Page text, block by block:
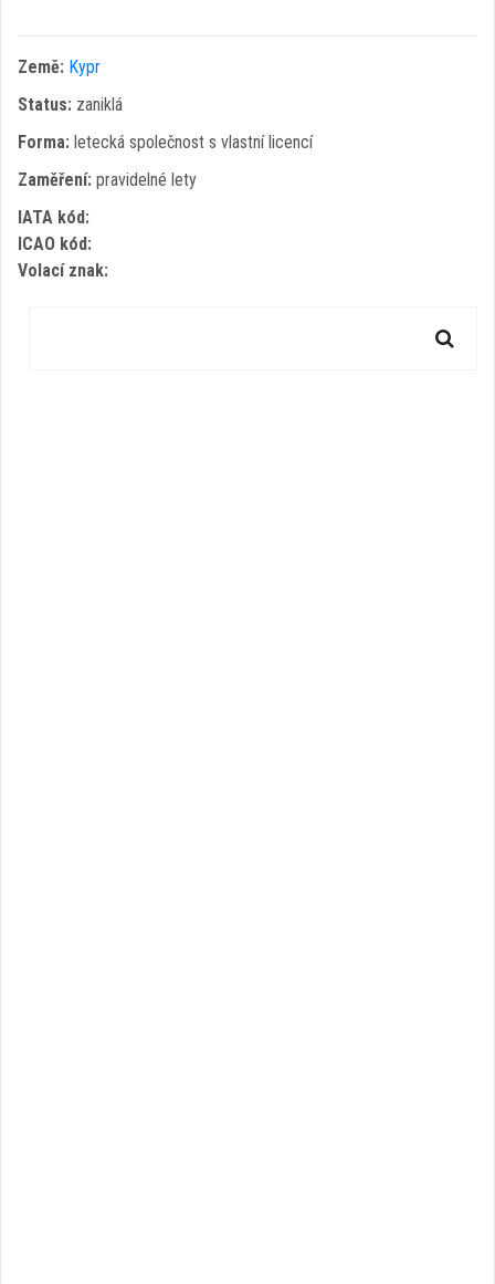
Země: Kypr
Status: zaniklá
Forma: letecká společnost s vlastní licencí
Zaměření: pravidelné lety
IATA kód:
ICAO kód:
Volací znak: